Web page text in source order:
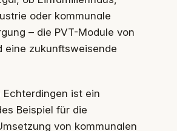
oder kommunale
– die PVT-Module von
eine zukunftsweisende
Echterdingen ist ein
Beispiel für die
von kommunalen